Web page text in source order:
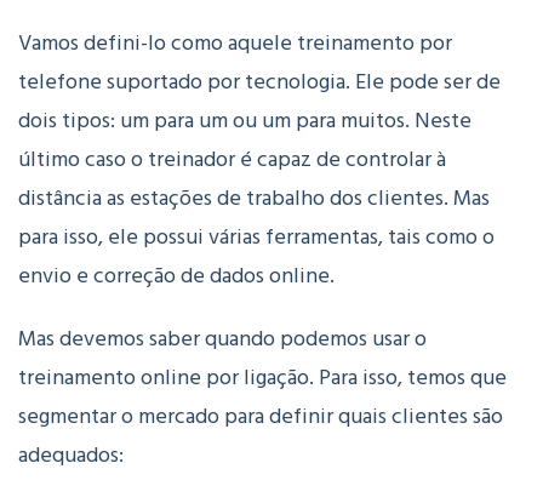
Vamos defini-lo como aquele treinamento por
telefone suportado por tecnologia. Ele pode ser de
dois tipos: um para um ou um para muitos. Neste
último caso o treinador é capaz de controlar à
distância as estações de trabalho dos clientes. Mas
para isso, ele possui várias ferramentas, tais como o
envio e correção de dados online.
Mas devemos saber quando podemos usar o
treinamento online por ligação. Para isso, temos que
segmentar o mercado para definir quais clientes são
adequados: